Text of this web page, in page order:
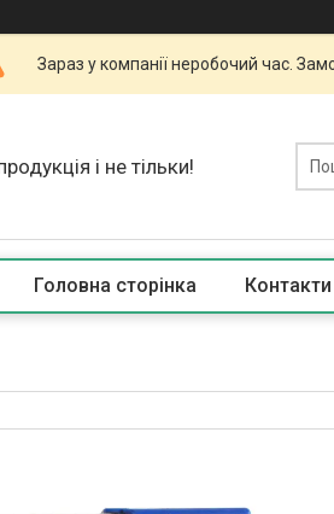
Зараз у компанії неробочий час.
і не тільки!
Головна сторінка Контакти